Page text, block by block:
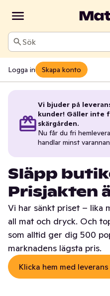
Sök
Logga in Skapa konto
Vi bjuder på
kunder! Gäller inte
skärgården.
Nu får du fri
handlar minst
Släpp
Prisjakten
Vi har sänkt priset – lika
all mat och dryck. Och
som alltid ger dig 500
marknadens lägsta pris.
Klicka hem med